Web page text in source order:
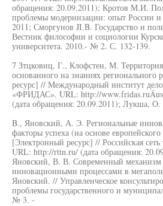
обращения: 20.09.2011); Кротов М.И.
проблемы модернизации: опыт России
2011; Сморгунов JI.B. Государство и
Вестник философии и социологии
университета. 2010.- № 2. С. 132-139.
7 Зтцковиц, Г., Клофстен, М.
основанного на знаниях регионального
ресурс] // Международный институт
«ФРИДАС». URL: http://
(дата обращения: 20.09.2011); Лукша,
B., Яновский, А. Э. Региональные
факторы успеха (на основе
[Электронный ресурс] // Российская
URL: http://rttn.ru/ (дата обращения:
Яновский, В. В. Современный механизм
инновационными процессами в
Яновский. // Управленческое
проблемы государственного и
№ 3. -